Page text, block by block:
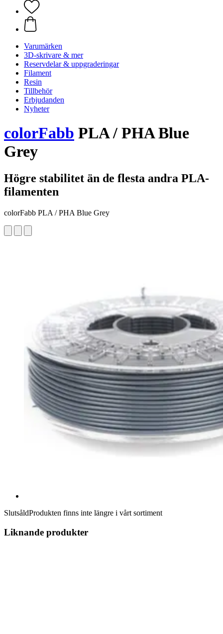
Varumärken
3D-skrivare & mer
Reservdelar & uppgraderingar
Filament
Resin
Tillbehör
Erbjudanden
Nyheter
colorFabb PLA / PHA Blue
Grey
Högre stabilitet än de flesta andra PLA-
filamenten
colorFabb PLA / PHA Blue Grey
SlutsåldProdukten finns inte längre i vårt sortiment
Liknande produkter